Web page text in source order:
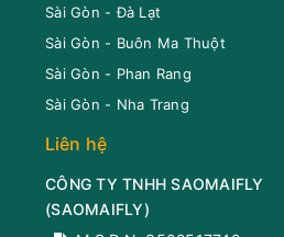
Limousine 9 chỗ
Còn trống:8 Chọn mua
10/0813:15
Sân bay Tân
Sơn Nhất
Sài Gòn - Đà Lạt
Sài Gòn - Buôn Ma Thuột
Sài Gòn - Phan Rang
Sài Gòn - Nha Trang
Liên hệ
CÔNG TY TNHH SAOMAIFLY
(SAOMAIFLY)